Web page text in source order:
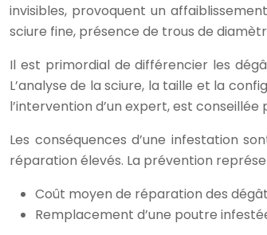
invisibles, provoquent un
sciure fine, présence de trous de
Il est primordial de différencier les
L’analyse de la sciure, la taille et la
l’intervention d’un expert, est
Les conséquences d’une infestation
réparation élevés. La prévention
Coût moyen de réparation des
Remplacement d’une poutre